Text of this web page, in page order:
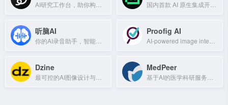
听脑AI Proofig AI
Dzine MedPeer